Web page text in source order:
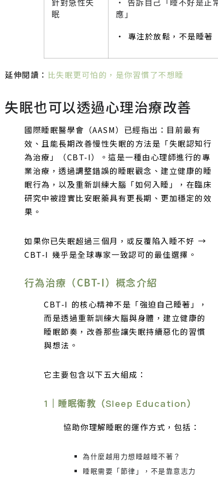
針對急性失
眠
‧ 告訴自己「睡不好是正
應」
‧ 專注於放鬆，不是睡著
延伸閱讀： 比失眠更可怕的，是你習慣了不想睡
失眠也可以透過心理治療改善
國際睡眠醫學會（AASM）已經指出：目前最有
效、且能長期改善慢性失眠的方法是「失眠認知行
為治療」（CBT-I）。這是一種由心理師進行的專
業治療，透過調整錯誤的睡眠觀念、建立健康的睡
眠行為，以及重新訓練大腦「如何入睡」，在臨床
研究中被證實比安眠藥具有更長期、更加穩定的效
果。
如果你已失眠超過三個月，或反覆陷入睡不好 →
CBT-I 幾乎是全球專家一致認可的最佳選擇。
行為治療（CBT-I）概念介紹
CBT-I 的核心精神不是「強迫自己睡著」，
而是透過重新訓練大腦與身體，建立健康的
睡眠節奏，改善那些讓失眠持續惡化的習慣
與想法。
它主要包含以下五大組成：
1｜睡眠衛教（Sleep Education）
協助你理解睡眠的運作方式，包括：
為什麼越用力想睡越睡不著？
睡眠需要「節律」，不是靠意志力